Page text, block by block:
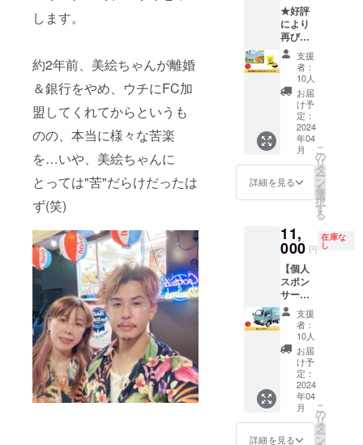
します。
約2年前、美絵ちゃんが離婚
＆銀行をやめ、ウチにFC加
盟してくれてからというも
のの、本当に様々な苦楽
を…いや、美絵ちゃんに
とっては"苦"だらけだったは
ず(笑)
酸カリ
ウム、
ソルビ
トー
ル、メ
タリン
酸
(Na)、
(一部に
小麦・
乳成
分・ 大
豆・や
まいも
を含む)
消費期
パッ
ケージ
に記載
保存方
法：冷
暗所に
て保存
製造
者：日
進堂 松
島店 藤
田浩太
郎 090-
7858-
7011 宮
城県松
島町松
小麦
粉、
マーガ
リン、
植物油
脂、還
元水あ
め、レ
モン果
汁、砂
糖・異
性化液
糖／グ
ン、乳
化剤、
剤、酢
酸Na、
メタリ
ン酸
Na、香
料、乳
酸Ca、
カロチ
ノイド
色素、
(一部に
乳成
分・小
麦・
卵・大
豆を含
む) 内容
す。 ＝
食品表
示＝ ビ
アード
パパ
しっと
り濃厚
チーズ
ケーキ
名称：
洋生菓
子 原材
料名：
ラル
チーズ
ア製
造)、 全
卵、麦
芽糖、
砂糖、
小麦
粉、
マーガ
リン、
植物油
脂、還
元水あ
め、レ
モン果
汁、砂
を入れ
させて
いただ
きま
す。食
品表示
等は
パッ
ケージ
を必ず
ご確認
いただ
ようお
願いい
クール
便でお
届けい
たしま
す。時
間指定
ご希望
の場合
は、備
考欄に
ご記入
くださ
い。
（午前
中、14-
ナナイ
ロに載
せて、
一緒に
各地の
出店を
盛り上
げてく
ださ
い！ ■
詳細 ・
サイ
ズ：名
刺サイ
キッチ
ンカー
が壊れ
るまで
※ニック
ネーム
での掲
載も可
能で
す。 ※
掲載す
るお名
前は備
考欄に
必ずご
ださ
紅いも
タルト
・長崎
カステ
ラ ・花
畑牧場
生キャ
ラメル
・ご当
地ラー
メン ※
送料込
みのお
値段で
によっ
て内容
変更の
可能性
がござ
います
のでご
了承く
ださ
い。そ
の場合
は、お
知らせ
を入れ
させて
いただ
きま
★好評
により
再び追
加しま
した！
★ 【物
産展商
品詰め
合わせ
（ビ
アード
パ）】
物産展
商品か
ら、ビ
パパの
店頭で
は販売
してい
ない限
定チー
ズケー
キなど
を詰め
合わせ
てお届
けいた
しま
す。 ■
内容 ・
店頭販
売して
支援
者：
10人
お届
け予
定：
2024
年04
月
詳細を見る
こ
の
リ
タ
ー
ン
を
選
択
す
る
11,
000 円
在庫な
し
【個人
スポン
サー】
キッチ
ンカー
ナナイ
ロの個
人スポ
ンサー
になれ
る権利
です。
好評に
より追
支援
者：
10人
お届
け予
定：
2024
年04
月
詳細を見る
こ
の
リ
タ
ー
ン